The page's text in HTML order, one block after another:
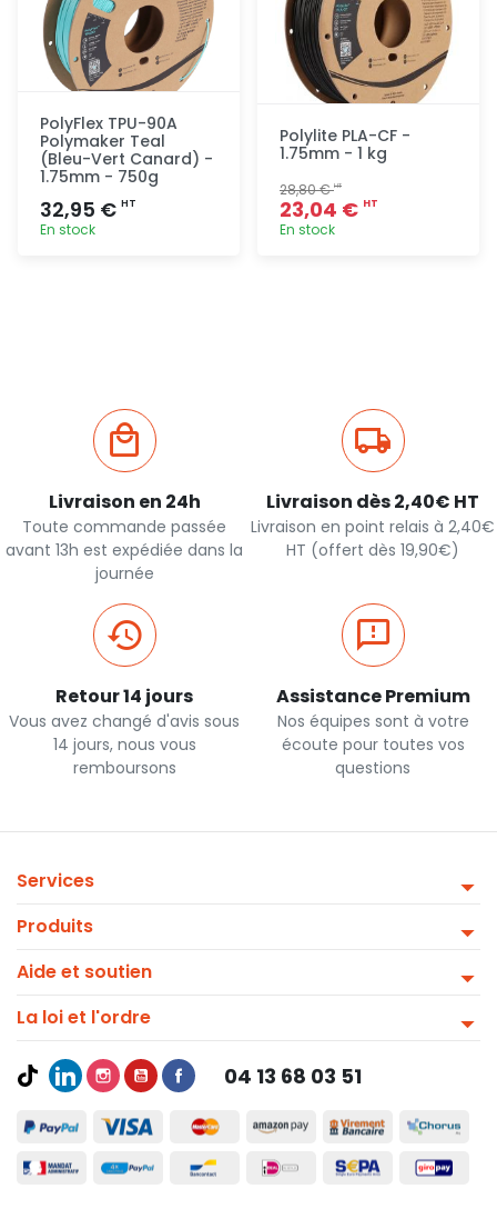
PolyFlex TPU-90A
Polymaker Teal
(Bleu-Vert Canard) -
1.75mm - 750g
32,95 € HT
En stock
Polylite PLA-CF -
1.75mm - 1 kg
28,80 €HT
23,04 € HT
En stock
Livraison en 24h
Toute commande passée
avant 13h est expédiée dans la
journée
Livraison dès 2,40€ HT
Livraison en point relais à 2,40€
HT (offert dès 19,90€)
Retour 14 jours
Vous avez changé d'avis sous
14 jours, nous vous
remboursons
Assistance Premium
Nos équipes sont à votre
écoute pour toutes vos
questions
Services
Produits
Aide et soutien
La loi et l'ordre
04 13 68 03 51